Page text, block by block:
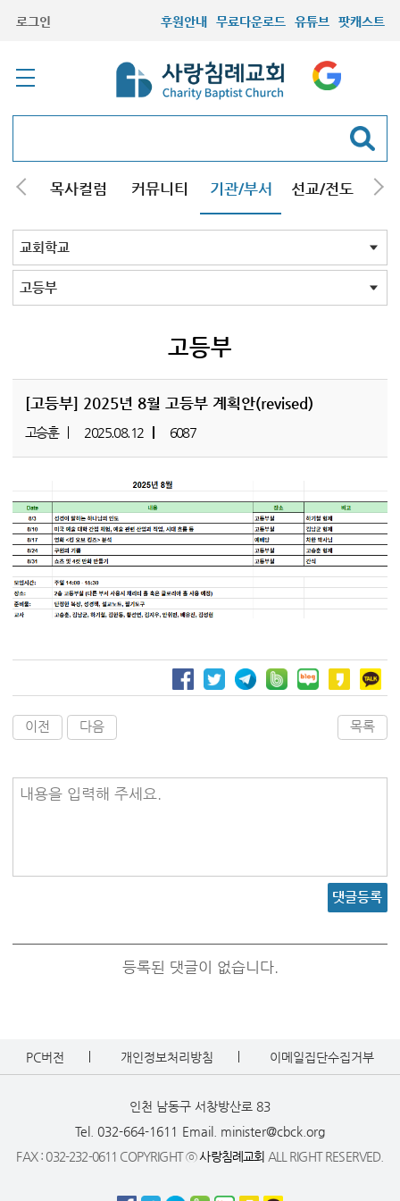
로그인 후원안내 무료다운로드 유튜브 팟캐스트
해 목사컬럼 커뮤니티 기관/부서 선교/전도 질
교회학교
청년부
청장년부
형제모임
자매모임
기타모임
어르신모임
영재과학반
신학원
교회학교 전체
유치부
초등1부
초등2부
중등부
고등부
고등부
[고등부] 2025년 8월 고등부 계획안(revised)
고승훈 2025.08.12 6087
이전 다음 목록
내용을 입력해 주세요.
댓글등록
등록된 댓글이 없습니다.
PC버전 개인정보처리방침 이메일집단수집거부
인천 남동구 서창방산로 83
Tel. 032-664-1611 Email. minister@cbck.org
FAX : 032-232-0611 COPYRIGHT ⓒ사랑침례교회 ALL RIGHT RESERVED.